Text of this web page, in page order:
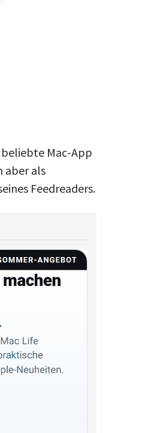
beliebte Mac-App
aber als
Feedreaders.